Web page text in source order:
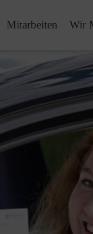
Mitarbeiten Wir